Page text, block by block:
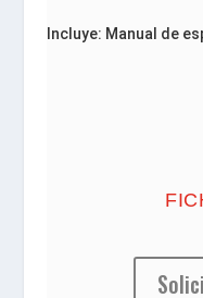
Incluye: Manual de